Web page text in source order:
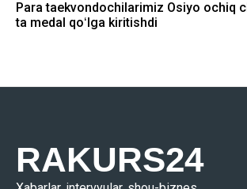
Para taekvondochilarimiz Osiyo ochiq
ta medal qoʻlga kiritishdi
RAKURS24